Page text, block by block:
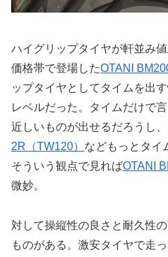
ハイグリップタイヤが軒並み
価格帯で登場したOTANI
ップタイヤとしてタイムを出
レベルだった。タイムだけで
近しいものが出せるだろうし
2R（TW120） などもっとタイ
そういう観点で見ればOTANI
微妙。
対して操縦性の良さと耐久性
ものがある。激安タイヤで走